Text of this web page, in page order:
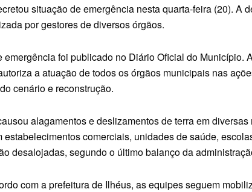
situação de emergência nesta quarta-feira (20). A
por gestores de diversos órgãos.
emergência foi publicado no Diário Oficial do Município.
a atuação de todos os órgãos municipais nas
cenário e reconstrução.
alagamentos e deslizamentos de terra em
estabelecimentos comerciais, unidades de saúde,
desalojadas, segundo o último balanço da
com a prefeitura de Ilhéus, as equipes seguem